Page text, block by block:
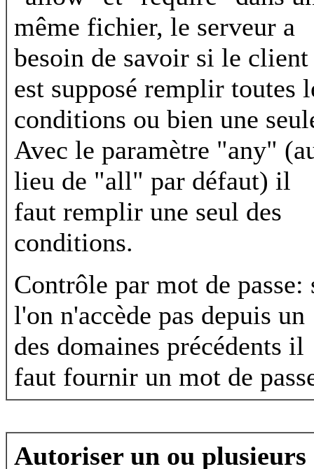
même fichier, le serveur a
besoin de savoir si le client
est supposé remplir toutes
conditions ou bien une
Avec le paramètre "any"
lieu de "all" par défaut) il
faut remplir une seul des
conditions.
Contrôle par mot de passe:
l'on n'accède pas depuis un
des domaines précédents il
faut fournir un mot de
Autoriser un ou plusieurs